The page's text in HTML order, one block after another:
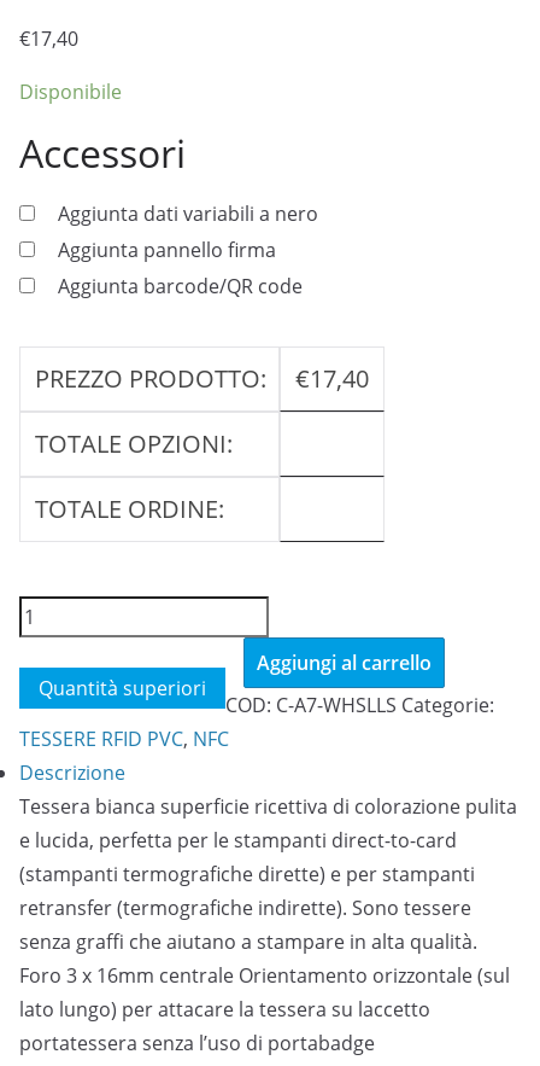
€17,40
Disponibile
Accessori
Aggiunta dati variabili a nero
Aggiunta pannello firma
Aggiunta barcode/QR code
PREZZO PRODOTTO: €17,40
TOTALE OPZIONI:
TOTALE ORDINE:
Tessera
bianca
Premium
760-
Micron
(0,76mm)
con
foro
3
x
16mm
centrale
Orientamento
orizzontale
Aggiungi al carrello
Quantità superiori
COD: C-A7-WHSLLS Categorie:
TESSERE RFID PVC, NFC
Descrizione
Tessera bianca superficie ricettiva di colorazione pulita
e lucida, perfetta per le stampanti direct-to-card
(stampanti termografiche dirette) e per stampanti
retransfer (termografiche indirette). Sono tessere
senza graffi che aiutano a stampare in alta qualità.
Foro 3 x 16mm centrale Orientamento orizzontale (sul
lato lungo) per attacare la tessera su laccetto
portatessera senza l’uso di portabadge